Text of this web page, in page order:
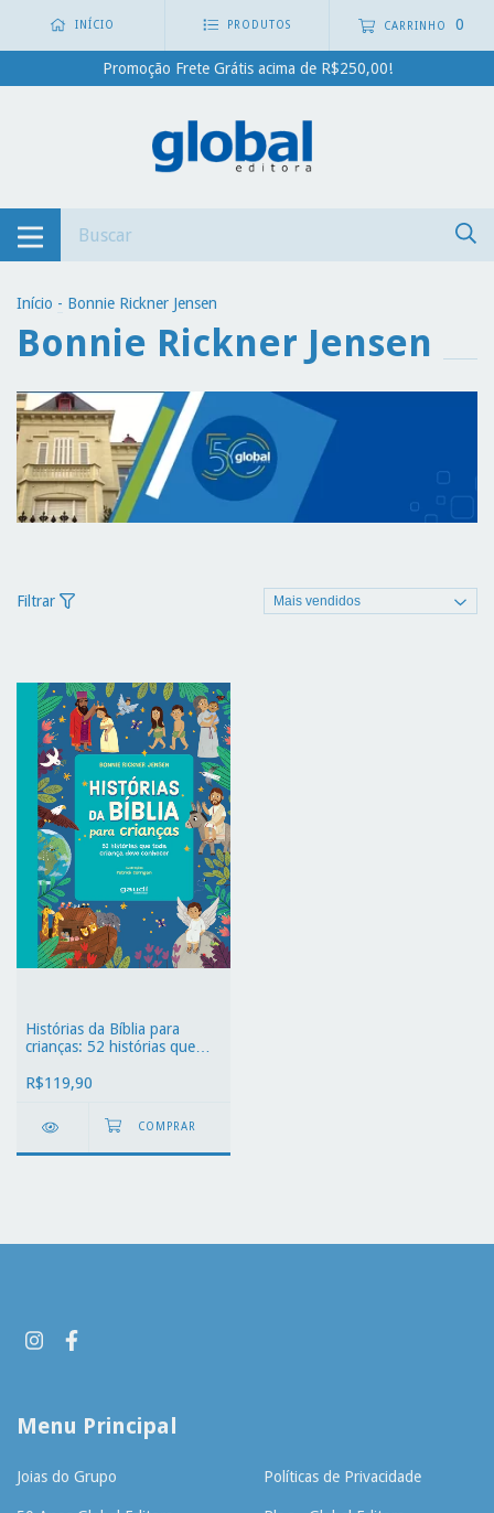
INÍCIO PRODUTOS CARRINHO 0
Promoção Frete Grátis acima de R$250,00!
Início - Bonnie Rickner Jensen
Bonnie Rickner Jensen
Filtrar
Histórias da Bíblia para
crianças: 52 histórias que
R$119,90
Menu Principal
Joias do Grupo Políticas de Privacidade